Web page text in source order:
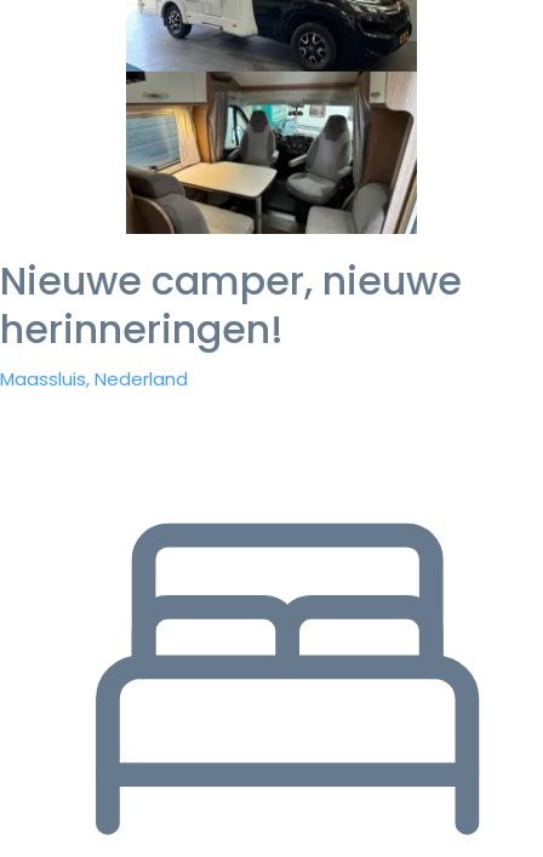
Nieuwe camper, nieuwe
herinneringen!
Maassluis, Nederland